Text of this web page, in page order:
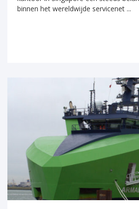
binnen het wereldwijde servicenet ...